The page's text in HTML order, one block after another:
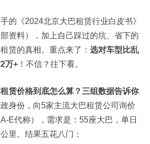
的《2024北京大巴租赁行业白皮书》
部资料），加上自己踩过的坑、省下的
赁的真相。重点来了： 选对车型比乱
万+ ！不信？往下看。
赁价格到底怎么算？三组数据告诉你
身份，向5家主流大巴租赁公司询价
E代称），需求是：55座大巴，单日
里。结果五花八门：